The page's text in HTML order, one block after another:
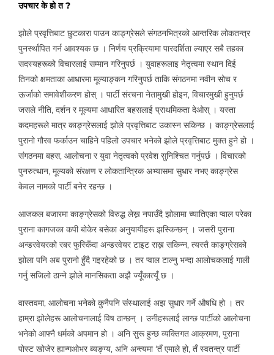
उपचार के हो त ?
झोले प्रवृत्तिबाट छुटकारा पाउन काङ्ग्रेसले संगठनभित्रको आन्तरिक लोकतन्त्र
पुनर्स्थापित गर्न आवश्यक छ । निर्णय प्रक्रियामा पारदर्शिता ल्याएर सबै तहका
सदस्यहरूको विचारलाई सम्मान गरिनुपर्छ । युवाहरूलाइ नेतृत्वमा स्थान दिई
तिनको क्षमताका आधारमा मूल्याङ्कन गरिनुपर्छ ताकि संगठनमा नवीन सोच र
ऊर्जाको समावेशीकरण होस् । पार्टी संरचना नेतामुखी होइन, विचारमुखी हुनुपर्छ
जसले नीति, दर्शन र मूल्यमा आधारित बहसलाई प्राथमिकता देओस् । यस्ता
कदमहरूले मात्र काङ्ग्रेसलाई झोले प्रवृत्तिबाट उकास्न सकिन्छ । काङ्ग्रेसलाई
पुरानो गौरव फर्काउन चाहिने पहिलो उपचार भनेको झोले प्रवृत्तिबाट मुक्त हुने हो ।
संगठनमा बहस, आलोचना र युवा नेतृत्वको प्रवेश सुनिश्चित गर्नुपर्छ । विचारको
पुनरुत्थान, मूल्यको संरक्षण र लोकतान्त्रिक अभ्यासमा सुधार नभए काङ्ग्रेस
केवल नामको पार्टी बनेर रहन्छ ।
आजकल बजारमा काङ्ग्रेसको विरुद्ध लेख्न नपाउँदै झोलामा च्यातिएका प्वाल परेका
पुराना कागजका कपी बोकेर बसेका अनुयायीहरू झस्किन्छन् । जसरी पुराना
अन्डरवेयरको रबर फुस्किँदा अन्डरवेयर टाइट राख्न सकिन्न, त्यस्तै काङ्ग्रेसको
झोला पनि अब पुरानो हुँदै गइरहेको छ । तर प्वाल टाल्नु भन्दा आलोचकलाई गाली
गर्नु सजिलो ठान्ने झोले मानसिकता अझै ज्यूँकात्यूँ छ ।
वास्तवमा, आलोचना भनेको कुनैपनि संस्थालाई अझ सुधार गर्ने औषधि हो । तर
हाम्रा झोलेहरू आलोचनालाई विष ठान्छन् । उनीहरूलाई लाग्छ पार्टीको आलोचना
भनेको आफ्नै धर्मको अपमान हो । अनि सुरू हुन्छ व्यक्तिगत आक्रमण, पुराना
पोस्ट खोजेर ह्यान्गओभर ब्यङ्ग्य, अनि अन्त्यमा ‘तँ एमाले हो, तँ स्वतन्त्र पार्टी